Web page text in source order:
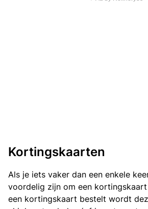
Kortingskaarten
Als je iets vaker dan een enkele
voordelig zijn om een
een kortingskaart bestelt wordt